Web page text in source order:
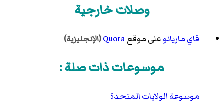
وصلات خارجية
قاي ماريانوعلى موقعQuora(الإنجليزية)
موسوعات ذات صلة :
موسوعة الولايات المتحدة